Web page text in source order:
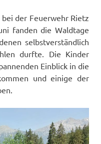
der Feuerwehr Rietz
fanden die Waldtage
selbstverständlich
durfte. Die Kinder
Einblick in die
und einige der